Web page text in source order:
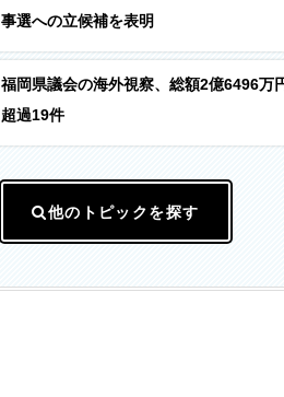
事選への立候補を表明
福岡県議会の海外視察、総額2億6496万
超過19件
他のトピックを探す